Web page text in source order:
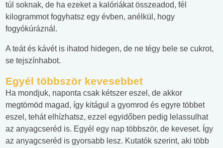
túl soknak, de ha ezeket a kalóriákat összeadod, fél
kilogrammot fogyhatsz egy évben, anélkül, hogy
fogyókúráznál.
A teát és kávét is ihatod hidegen, de ne tégy bele se cukrot,
se tejszínhabot.
Egyél többször kevesebbet
Ha mondjuk, naponta csak kétszer eszel, de akkor
megtömöd magad, így kitágul a gyomrod és egyre többet
eszel, tehát elhízhatsz, ezzel egyidőben pedig lelassulhat
az anyagcseréd is. Egyél egy nap többször, de keveset. Így
az anyagcseréd is gyorsabb lesz. Kutatók szerint, aki több